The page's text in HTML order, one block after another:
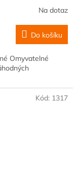
Na dotaz
Do košíku
Omyvatelné
Kód: 1317